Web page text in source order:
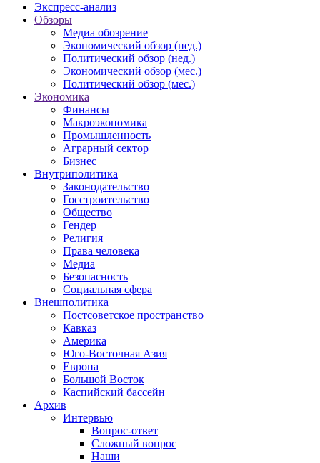
Экспресс-анализ
Обзоры
Медиа обозрение
Экономический обзор (нед.)
Политический обзор (нед.)
Экономический обзор (мес.)
Политический обзор (мес.)
Экономика
Финансы
Макроэкономика
Промышленность
Аграрный сектор
Бизнес
Внутриполитика
Законодательство
Госстроительство
Общество
Гендер
Религия
Права человека
Медиа
Безопасность
Социальная сфера
Внешполитика
Постсоветское пространство
Кавказ
Америка
Юго-Восточная Азия
Европа
Большой Восток
Каспийский бассейн
Архив
Интервью
Вопрос-ответ
Сложный вопрос
Наши